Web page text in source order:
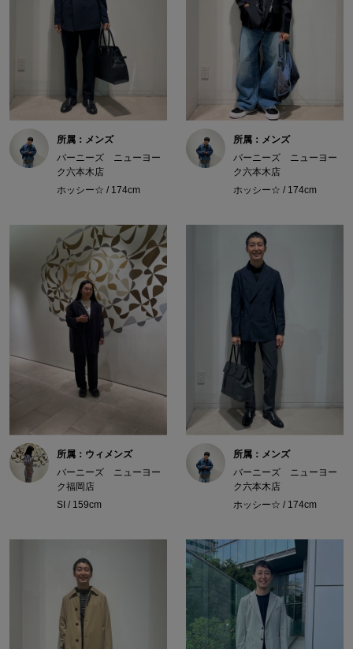
所属：メンズ
バーニーズ ニューヨー
ク六本木店
ホッシー☆ / 174cm
所属：メンズ
バーニーズ ニューヨー
ク六本木店
ホッシー☆ / 174cm
所属：ウィメンズ
バーニーズ ニューヨー
ク福岡店
SI / 159cm
所属：メンズ
バーニーズ ニューヨー
ク六本木店
ホッシー☆ / 174cm